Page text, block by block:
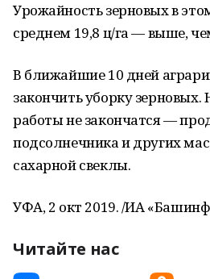
Урожайность зерновых в
среднем 19,8 ц/га — выше,
В ближайшие 10 дней
закончить уборку
работы не закончатся —
подсолнечника и других
сахарной свеклы.
УФА, 2 окт 2019. /ИА
Читайте нас